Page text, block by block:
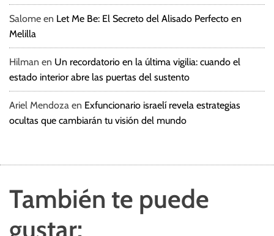
Salome en Let Me Be: El Secreto del Alisado Perfecto en
Melilla
Hilman en Un recordatorio en la última vigilia: cuando el
estado interior abre las puertas del sustento
Ariel Mendoza en Exfuncionario israelí revela estrategias
ocultas que cambiarán tu visión del mundo
También te puede
gustar: